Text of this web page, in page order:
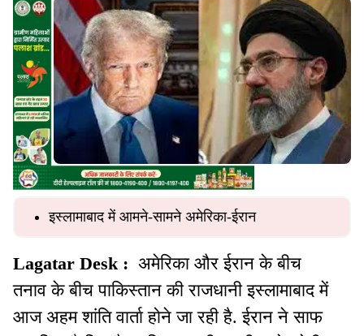
इस्लामाबाद में आमने-सामने अमेरिका-ईरान
Lagatar Desk : अमेरिका और ईरान के बीच
तनाव के बीच पाकिस्तान की राजधानी इस्लामाबाद में
आज अहम शांति वार्ता होने जा रही है. ईरान ने साफ